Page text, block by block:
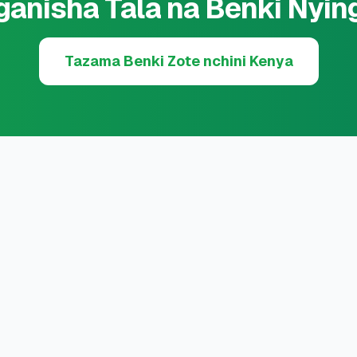
Tala na Benki
Tazama Benki Zote nchini Kenya